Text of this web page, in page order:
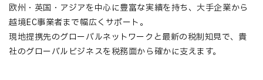
欧州・英国・アジアを中心に豊富な実績を持ち、大手企業から
越境EC事業者まで幅広くサポート。
現地提携先のグローバルネットワークと最新の税制知見で、貴
社のグローバルビジネスを税務面から確かに支えます。